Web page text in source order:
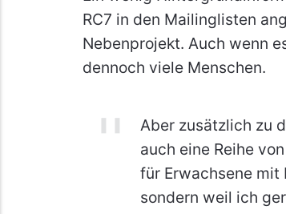
RC7 in den Mailinglisten
Nebenprojekt. Auch wenn
dennoch viele Menschen.
Aber zusätzlich zu
auch eine Reihe
für Erwachsene mit
sondern weil ich